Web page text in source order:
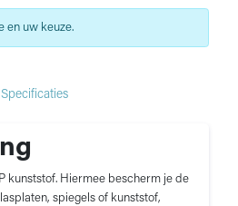
Specificaties
kunststof. Hiermee bescherm je de
spiegels of kunststof,
en uw keuze.